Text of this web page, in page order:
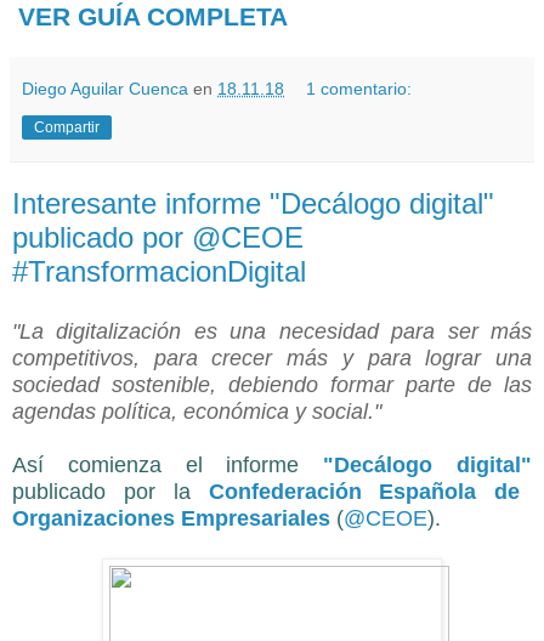
VER GUÍA COMPLETA
Diego Aguilar Cuenca en 18.11.18 1 comentario:
Compartir
Interesante informe "Decálogo digital"
publicado por @CEOE
#TransformacionDigital
"La digitalización es una necesidad para ser más
competitivos, paracrecer más y para lograr una
sociedad sostenible, debiendo formar parte de las
agendas política, económica y social."
Así comienza el informe "Decálogo digital"
publicado por la Confederación Española de
Organizaciones Empresariales (@CEOE).